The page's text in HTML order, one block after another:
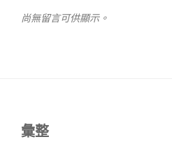
尚無留言可供顯示。
彙整